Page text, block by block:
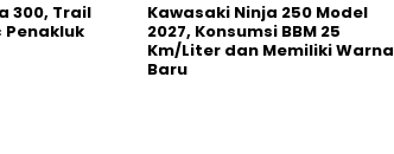
300, Trail
Penakluk
Kawasaki Ninja 250 Model
2027, Konsumsi BBM 25
Km/Liter dan Memiliki Warna
Baru